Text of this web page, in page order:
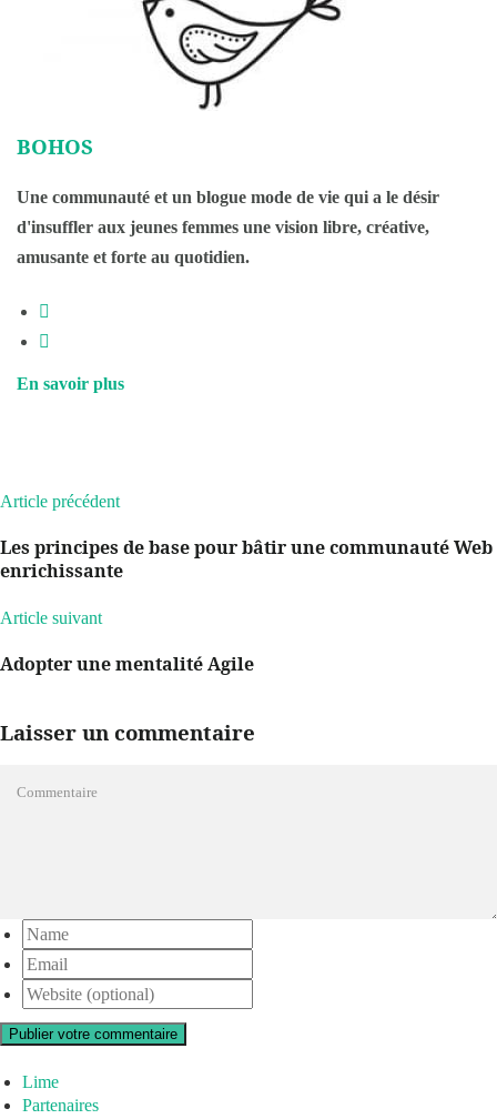
BOHOS
Une communauté et un blogue mode de vie qui a le désir
d'insuffler aux jeunes femmes une vision libre, créative,
amusante et forte au quotidien.
En savoir plus
Article précédent
Les principes de base pour bâtir une communauté Web
enrichissante
Article suivant
Adopter une mentalité Agile
Laisser un commentaire
Publier votre commentaire
Lime
Partenaires